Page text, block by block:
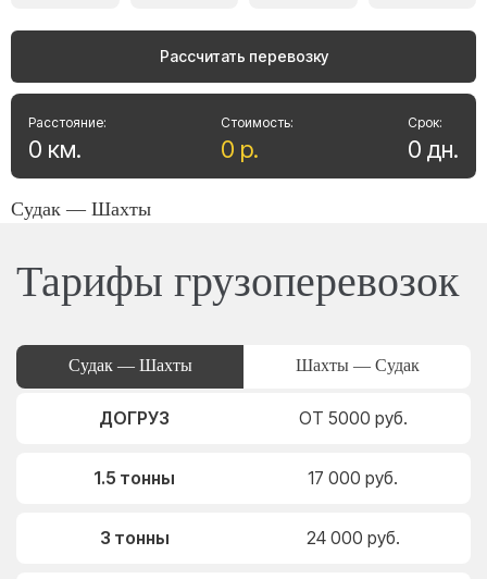
Рассчитать перевозку
Стоимость:
0 р.
Расстояние:
0 км.
Срок:
0 дн.
Судак — Шахты
Тарифы грузоперевозок
Судак — Шахты Шахты — Судак
ДОГРУЗ ОТ 5000 руб.
1.5 тонны 17 000 руб.
3 тонны 24 000 руб.